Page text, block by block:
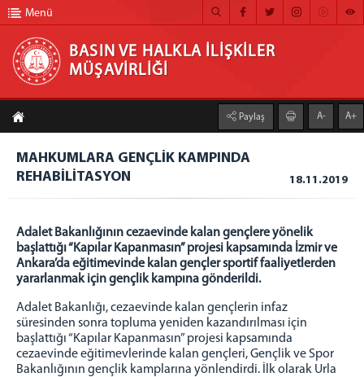
BASIN VE HALKLA İLİŞKİLER MÜŞAVİRLİĞİ
ANA SAYFA
MÜŞAVİRLİĞİMİZ
HABER ARŞİVİ
FOTOĞRAF ARŞİVİ
GÖRÜNTÜLÜ HABER
BÜLTEN
İLETİŞİM
Menü
BASIN VE HALKLA İLİŞKİLER
MÜŞAVİRLİĞİ
Paylaş A- A+
MAHKUMLARA GENÇLİK KAMPINDA
REHABİLİTASYON
18.11.2019
Adalet Bakanlığının cezaevinde kalan gençlere yönelik
başlattığı “Kapılar Kapanmasın” projesi kapsamında İzmir ve
Ankara’da eğitimevinde kalan gençler sportif faaliyetlerden
yararlanmak için gençlik kampına gönderildi.
Adalet Bakanlığı, cezaevinde kalan gençlerin infaz
süresinden sonra topluma yeniden kazandırılması için
başlattığı “Kapılar Kapanmasın” projesi kapsamında
cezaevinde eğitimevlerinde kalan gençleri, Gençlik ve Spor
Bakanlığının gençlik kamplarına yönlendirdi. İlk olarak Urla